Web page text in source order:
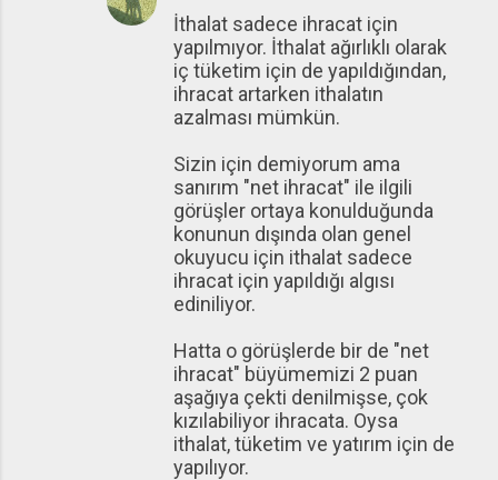
İthalat sadece ihracat için
yapılmıyor. İthalat ağırlıklı olarak
iç tüketim için de yapıldığından,
ihracat artarken ithalatın
azalması mümkün.
Sizin için demiyorum ama
sanırım "net ihracat" ile ilgili
görüşler ortaya konulduğunda
konunun dışında olan genel
okuyucu için ithalat sadece
ihracat için yapıldığı algısı
ediniliyor.
Hatta o görüşlerde bir de "net
ihracat" büyümemizi 2 puan
aşağıya çekti denilmişse, çok
kızılabiliyor ihracata. Oysa
ithalat, tüketim ve yatırım için de
yapılıyor.